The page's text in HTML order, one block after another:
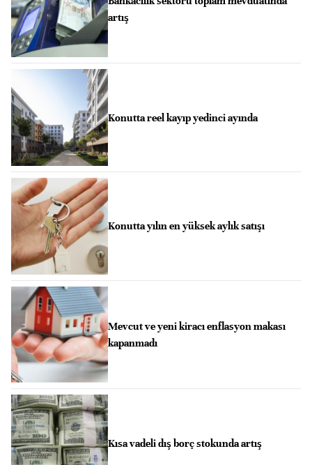
artış
Konutta reel kayıp yedinci ayında
Konutta yılın en yüksek aylık satışı
Mevcut ve yeni kiracı enflasyon makası
kapanmadı
Kısa vadeli dış borç stokunda artış